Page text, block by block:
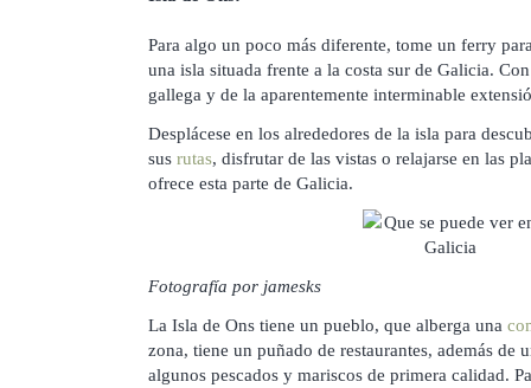
Para algo un poco más diferente, tome un ferry
una isla situada frente a la costa sur de Galicia.
gallega y de la aparentemente interminable
Desplácese en los alrededores de la isla para
sus rutas, disfrutar de las vistas o relajarse en las
ofrece esta parte de Galicia.
Fotografía por jamesks
La Isla de Ons tiene un pueblo, que alberga una
zona, tiene un puñado de restaurantes, además de
algunos pescados y mariscos de primera calidad.